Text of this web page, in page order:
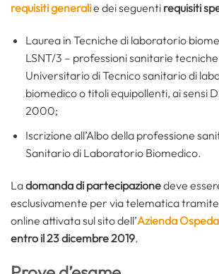
requisiti generalie dei seguenti requisiti
Laurea in Tecniche di laboratorio
LSNT/3 – professioni sanitarie
Universitario di Tecnico sanitario di
biomedico o titoli equipollenti, ai sensi
2000;
Iscrizione all’Albo della professione
Sanitario di Laboratorio Biomedico.
Ladomanda di partecipazionedeve
esclusivamente per via telematica
online attivata sul sito dell’Azienda
entro il 23 dicembre 2019.